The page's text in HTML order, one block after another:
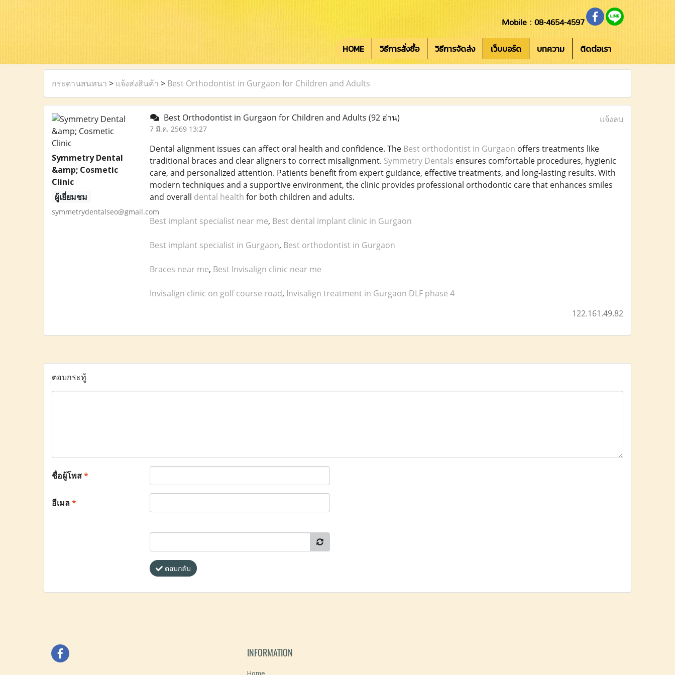
Mobile : 08-4654-4597
HOME วิธีการสั่งซื้อ วิธีการจัดส่ง เว็บบอร์ด บทความ ติดต่อเรา
กระดานสนทนา > แจ้งส่งสินค้า > Best Orthodontist in Gurgaon for Children and Adults
Symmetry Dental
&amp; Cosmetic
Clinic
ผู้เยี่ยมชม
symmetrydentalseo@gmail.com
Best Orthodontist in Gurgaon for Children and Adults (92 อ่าน)
7 มี.ค. 2569 13:27
แจ้งลบ
Dental alignment issues can affect oral health and confidence. The Best orthodontist in Gurgaon offers treatments like
traditional braces and clear aligners to correct misalignment. Symmetry Dentals ensures comfortable procedures, hygienic
care, and personalized attention. Patients benefit from expert guidance, effective treatments, and long-lasting results. With
modern techniques and a supportive environment, the clinic provides professional orthodontic care that enhances smiles
and overall dental health for both children and adults.
Best implant specialist near me, Best dental implant clinic in Gurgaon
Best implant specialist in Gurgaon, Best orthodontist in Gurgaon
Braces near me, Best Invisalign clinic near me
Invisalign clinic on golf course road, Invisalign treatment in Gurgaon DLF phase 4
122.161.49.82
ตอบกระทู้
ชื่อผู้โพส*
อีเมล*
ตอบกลับ
INFORMATION
Home